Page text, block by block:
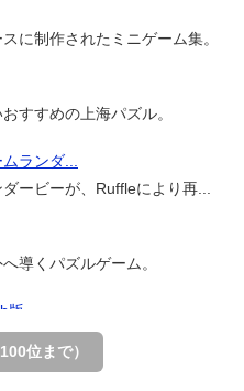
に制作されたミニゲーム集。
すすめの上海パズル。
ランダ...
ービーが、Ruffleにより再...
導くパズルゲーム。
版
チで再現した無料Web版。
位まで）